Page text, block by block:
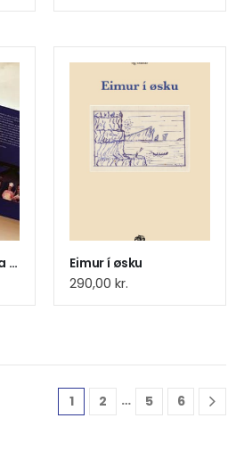
Til gaman og álvara (11) Eimur í øsku
290,00 kr.
1 2 … 5 6